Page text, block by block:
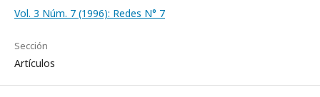
Vol. 3 Núm. 7 (1996): Redes N° 7
Sección
Artículos